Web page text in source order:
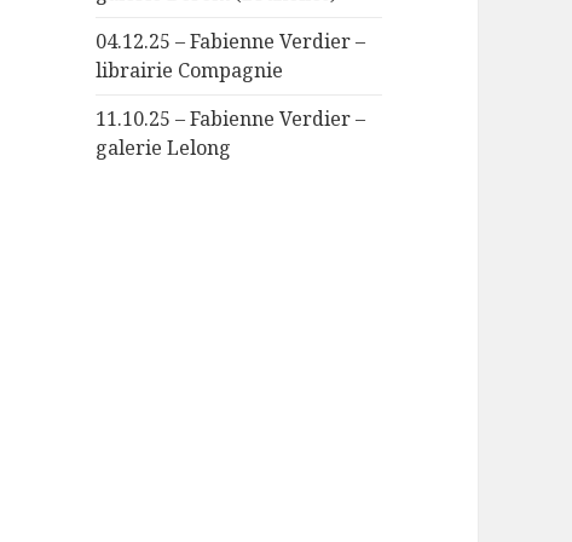
04.12.25 – Fabienne Verdier –
librairie Compagnie
11.10.25 – Fabienne Verdier –
galerie Lelong